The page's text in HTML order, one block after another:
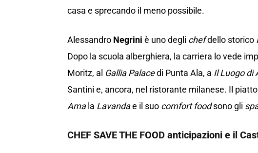
casa e sprecando il meno possibile.
Alessandro Negrini è uno degli chefdello storico
Dopo la scuola alberghiera, la carriera lo vede
Moritz, al Gallia Palacedi Punta Ala, a Il Luogo di
Santini e, ancora, nel ristorante milanese. Il
Ama la Lavandae il suo comfort foodsono gli
CHEF SAVE THE FOOD anticipazioni e il